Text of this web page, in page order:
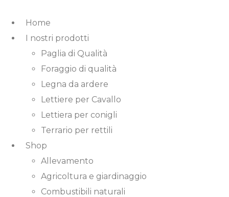
Home
I nostri prodotti
Paglia di Qualità
Foraggio di qualità
Legna da ardere
Lettiere per Cavallo
Lettiera per conigli
Terrario per rettili
Shop
Allevamento
Agricoltura e giardinaggio
Combustibili naturali